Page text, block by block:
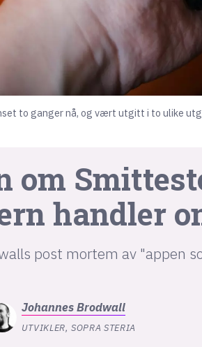
to ganger nå, og vært utgitt i to ulike
om
handler
post mortem av "appen
JohannesBrodwall
UTVIKLER, SOPRA STERIA